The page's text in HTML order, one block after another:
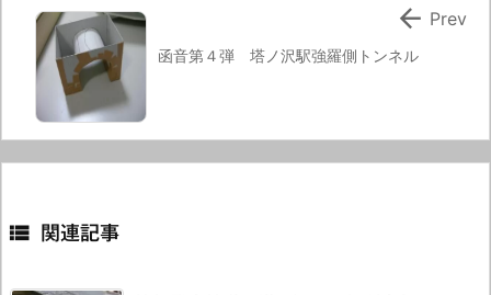
函音第４弾 塔ノ沢駅強羅側トンネル
 Prev
 関連記事